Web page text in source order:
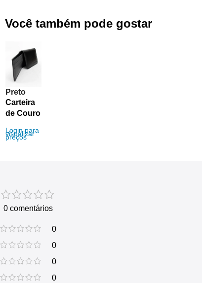
Você também pode gostar​
Preto
Carteira
de Couro
Lap
Login para
visualizar
preços
0 comentários
0
0
0
0